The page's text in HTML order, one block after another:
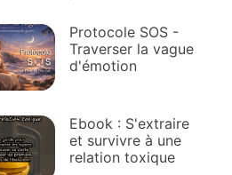
Protocole SOS -
Traverser la vague
d'émotion
Ebook : S'extraire
et survivre à une
relation toxique